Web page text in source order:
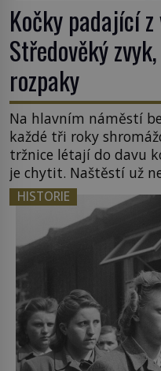
Kočky padající z
Středověký
rozpaky
Na hlavním náměstí
každé tři roky
tržnice létají do davu
je chytit. Naštěstí už
jenom o plyšové
Tato veselá podívaná
nejpodivnějších a
HISTORIE